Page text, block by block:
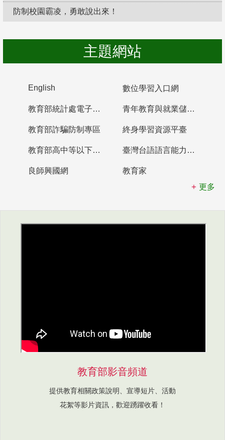
防制校園霸凌，勇敢說出來！
主題網站
English 數位學習入口網
教育部統計處電子書櫃 青年教育與就業儲蓄帳戶
教育部詐騙防制專區 終身學習資源平臺
教育部高中等以下學校及幼兒園教師資格檢定考試 臺灣台語語言能力認證網站
良師興國網
教育家
更多
教育部影音頻道
提供教育相關政策說明、宣導短片、活動
花絮等影片資訊，歡迎踴躍收看！